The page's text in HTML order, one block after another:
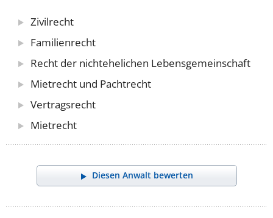
Zivilrecht
Familienrecht
Recht der nichtehelichen Lebensgemeinschaft
Mietrecht und Pachtrecht
Vertragsrecht
Mietrecht
Diesen Anwalt bewerten